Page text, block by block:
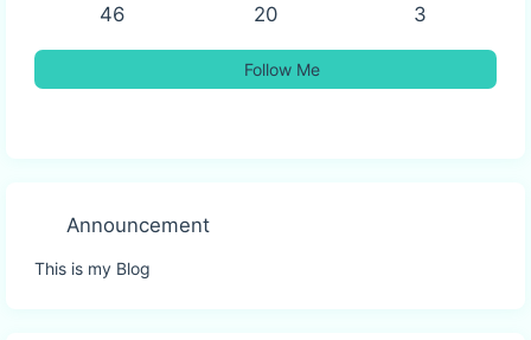
46 20 3
Follow Me
Announcement
This is my Blog